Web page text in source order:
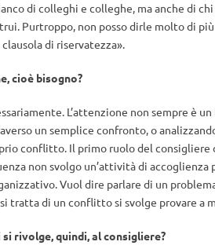
di colleghi e colleghe, ma anche di
Purtroppo, non posso dirle molto di
di riservatezza».
cioè bisogno?
L’attenzione non sempre è
un semplice confronto, o
conflitto. Il primo ruolo del consigliere
non svolgo un’attività di
Vuol dire parlare di un
tratta di un conflitto si svolge provare a
si rivolge, quindi, al consigliere?